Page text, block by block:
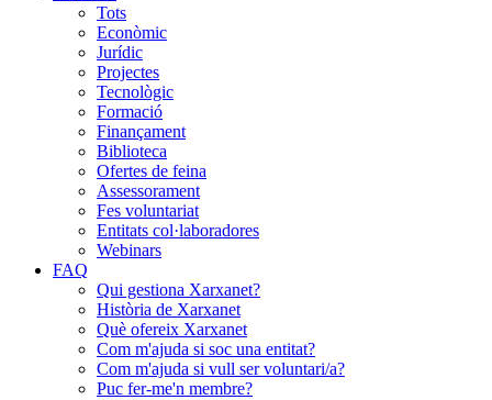
Tots
Econòmic
Jurídic
Projectes
Tecnològic
Formació
Finançament
Biblioteca
Ofertes de feina
Assessorament
Fes voluntariat
Entitats col·laboradores
Webinars
FAQ
Qui gestiona Xarxanet?
Història de Xarxanet
Què ofereix Xarxanet
Com m'ajuda si soc una entitat?
Com m'ajuda si vull ser voluntari/a?
Puc fer-me'n membre?